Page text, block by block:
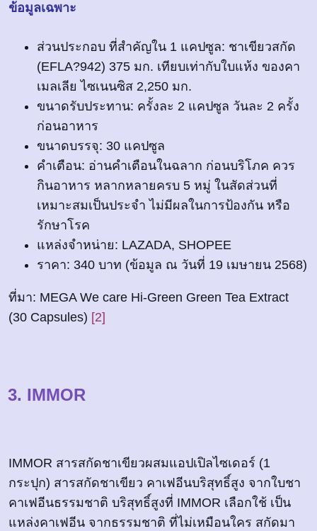
ข้อมูลเฉพาะ
ส่วนประกอบ ที่สำคัญใน 1 แคปซูล: ชาเขียวสกัด
(EFLA?942) 375 มก. เทียบเท่ากับใบแห้ง ของคา
เมลเลีย ไซเนนซิส 2,250 มก.
ขนาดรับประทาน: ครั้งละ 2 แคปซูล วันละ 2 ครั้ง
ก่อนอาหาร
ขนาดบรรจุ: 30 แคปซูล
คำเตือน: อ่านคำเตือนในฉลาก ก่อนบริโภค ควร
กินอาหาร หลากหลายครบ 5 หมู่ ในสัดส่วนที่
เหมาะสมเป็นประจำ ไม่มีผลในการป้องกัน หรือ
รักษาโรค
แหล่งจำหน่าย: LAZADA, SHOPEE
ราคา: 340 บาท (ข้อมูล ณ วันที่ 19 เมษายน 2568)
ที่มา: MEGA We care Hi-Green Green Tea Extract
(30 Capsules) [2]
3. IMMOR
IMMOR สารสกัดชาเขียวผสมแอปเปิลไซเดอร์ (1
กระปุก) สารสกัดชาเขียว คาเฟอีนบริสุทธิ์สูง จากใบชา
คาเฟอีนธรรมชาติ บริสุทธิ์สูงที่ IMMOR เลือกใช้ เป็น
แหล่งคาเฟอีน จากธรรมชาติ ที่ไม่เหมือนใคร สกัดมา